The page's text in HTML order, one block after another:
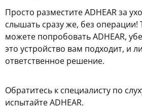
Просто разместите ADHEAR за
слышать сразу же, без
можете попробовать ADHEAR,
это устройство вам подходит, и
ответственное решение.
Обратитесь к специалисту по
испытайте ADHEAR.